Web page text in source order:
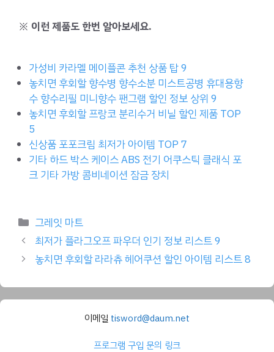
※ 이런 제품도 한번 알아보세요.
가성비 카라멜 메이플콘 추천 상품 탑 9
놓치면 후회할 향수병 향수소분 미스트공병 휴대용향
수 향수리필 미니향수 팬그램 할인 정보 상위 9
놓치면 후회할 프랑코 분리수거 비닐 할인 제품 TOP
5
신상품 포포크림 최저가 아이템 TOP 7
기타 하드 박스 케이스 ABS 전기 어쿠스틱 클래식 포
크 기타 가방 콤비네이션 잠금 장치
Categories
그레잇 마트
최저가 플라그오프 파우더 인기 정보 리스트 9
놓치면 후회할 라라츄 헤어쿠션 할인 아이템 리스트 8
이메일 tisword@daum.net
프로그램 구입 문의 링크